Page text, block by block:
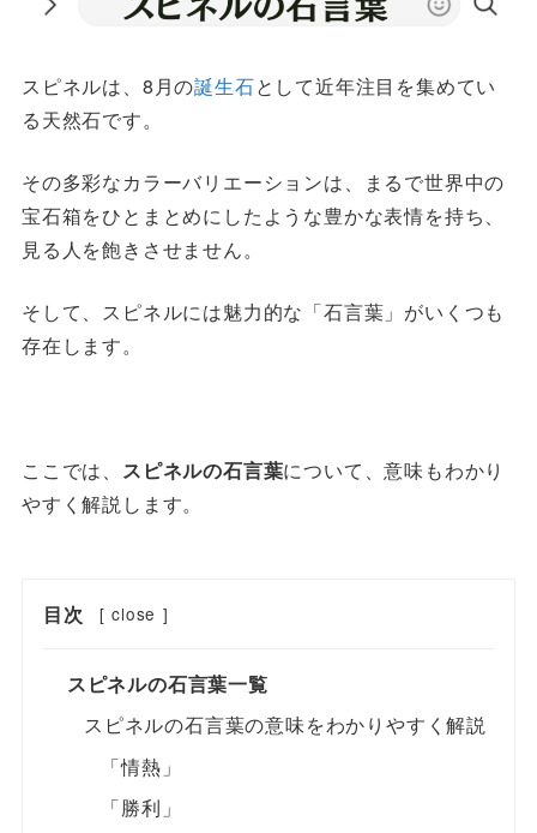
スピネルは、8月の誕生石として近年注目を集めてい
る天然石です。
その多彩なカラーバリエーションは、まるで世界中の
宝石箱をひとまとめにしたような豊かな表情を持ち、
見る人を飽きさせません。
そして、スピネルには魅力的な「石言葉」がいくつも
存在します。
ここでは、 スピネルの石言葉について、意味もわかり
やすく解説します。
目次 [ close ]
スピネルの石言葉一覧
スピネルの石言葉の意味をわかりやすく解説
「情熱」
「勝利」